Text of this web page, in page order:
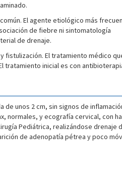
El agente etiológico más
de fiebre ni sintomatología
de drenaje.
fistulización. El tratamiento médico
tratamiento inicial es con
unos 2 cm, sin signos de
normales, y ecografía cervical, con
Pediátrica, realizándose drenaje
de adenopatía pétrea y poco